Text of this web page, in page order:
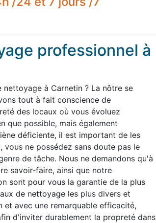
professionnel à
à Carnetin ? La nôtre se
tout à fait conscience de
des locaux où vous évoluez
que possible, mais également
déficiente, il est important de les
ne possédez sans doute pas le
de tâche. Nous ne demandons qu'à
savoir-faire, ainsi que notre
sont pour vous la garantie de la plus
de nettoyage les plus divers et
avec une remarquable efficacité,
d'inviter durablement la propreté dans